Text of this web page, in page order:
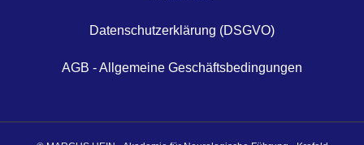
Datenschutzerklärung (DSGVO)
AGB - Allgemeine Geschäftsbedingungen